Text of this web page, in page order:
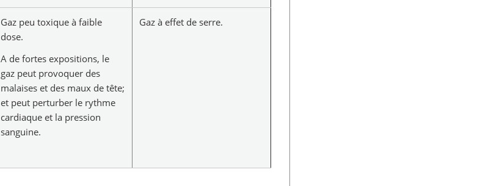
Gaz peu toxique à faible
dose.
A de fortes expositions, le
gaz peut provoquer des
malaises et des maux de tête;
et peut perturber le rythme
cardiaque et la pression
sanguine.
Gaz à effet de serre.